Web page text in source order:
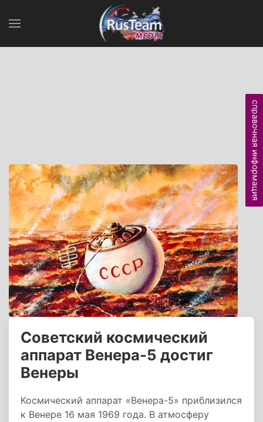
Советский космический
аппарат Венера-5 достиг
Венеры
Космический аппарат «Венера-5» приблизился
к Венере 16 мая 1969 года. В атмосферу
справочная информация